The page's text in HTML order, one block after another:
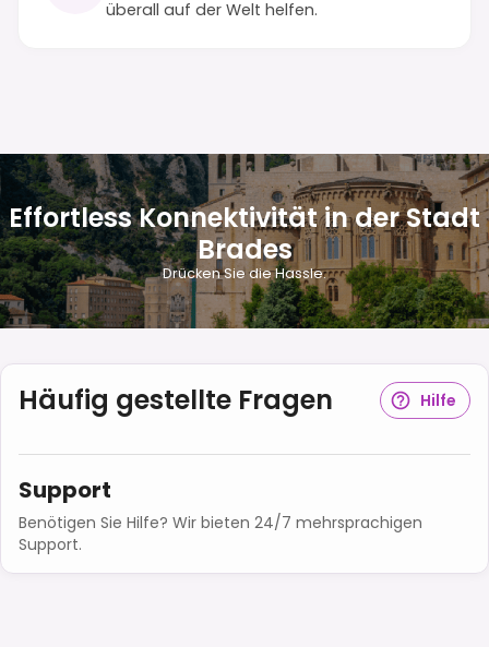
überall auf der Welt helfen.
Effortless Konnektivität in der Stadt
Brades
Drücken Sie die Hassle.
Häufig gestellte Fragen Hilfe
Support
Benötigen Sie Hilfe? Wir bieten 24/7 mehrsprachigen
Support.